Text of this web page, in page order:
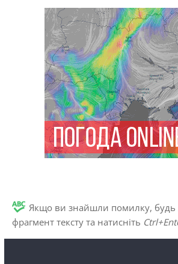
Якщо ви знайшли помилку, будь
фрагмент тексту та натисніть